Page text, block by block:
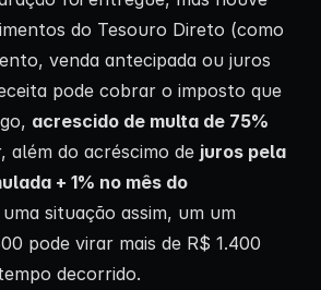
do Tesouro Direto (como
venda antecipada ou juros
pode cobrar o imposto que
acrescido de multa de 75%
além do acréscimo de juros pela
+ 1% no mês do
uma situação assim, um um
pode virar mais de R$ 1.400
decorrido.